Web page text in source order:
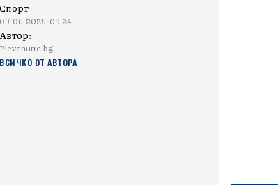
Спорт
09-06-2025, 09:24
Автор:
Plevenutre.bg
ВСИЧКО ОТ АВТОРА